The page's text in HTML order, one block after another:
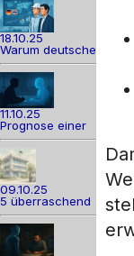
18.10.25
Warum deutsche
11.10.25
Prognose einer
09.10.25
5 überraschend